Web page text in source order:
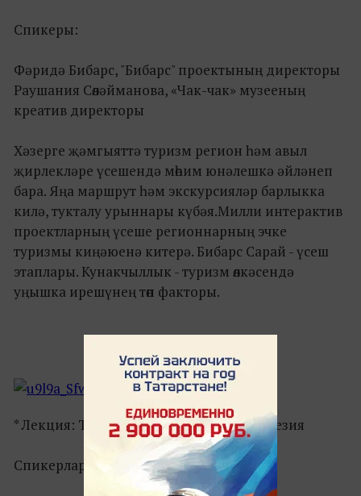
Спикеры:
Фәридә Бибарс, "Бибарс" проектының директоры
Раушания Сөләйманова, «Чак-чак» музееның
креатив директоры
Хәзерге җәмгыяттә туризм регион һәм авыл
җирлекләре үсешендә мөһим юнәлешкә әйләнеп
бара. Яңа маршрут һәм экскурсияләр барлыкка
килә, тукталу урыннары күбәя.Милли интерактив
проектларның үсеше регионнарның эчке
туризмы киңәюенә китерә. Бибарс Сарай - үсеш
этаплары. Кунакчыллык - туризм өлкәсендә
уңышка ирешүнең төп факторы.
* Лекция: Тарихи хәтер һәм тарихи амнезия
Спикерлар: